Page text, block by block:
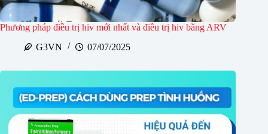
Phương pháp điều trị hiv mới nhất và điều trị hiv bằng ARV
G3VN
07/07/2025